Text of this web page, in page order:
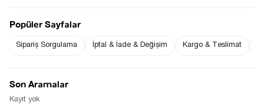
Haber Ver
Gelince Haber Ver
Popüler Sayfalar
Sipariş Sorgulama İptal & İade & Değişim Kargo & Teslimat
Son Aramalar
Kayıt yok